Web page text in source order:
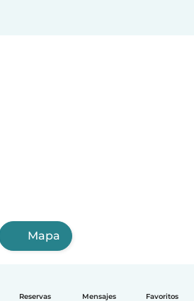
Reservas Mensajes Favoritos
Mapa